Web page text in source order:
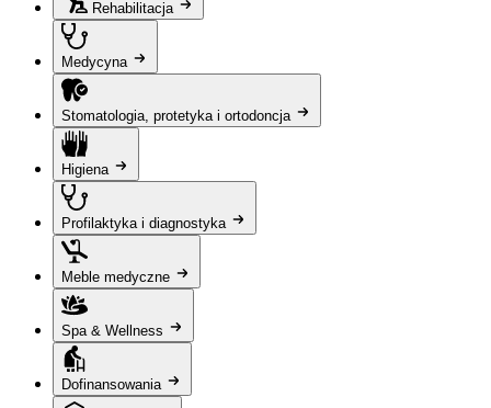
Rehabilitacja
Medycyna
Stomatologia, protetyka i ortodoncja
Higiena
Profilaktyka i diagnostyka
Meble medyczne
Spa & Wellness
Dofinansowania